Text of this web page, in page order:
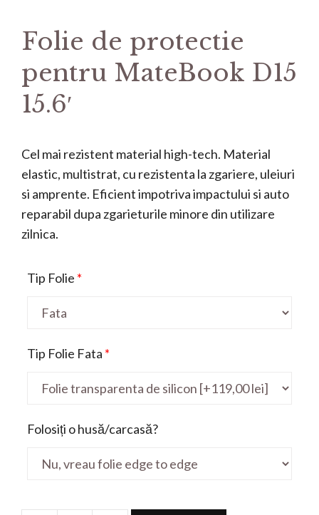
Folie de protectie
pentru MateBook D15
15.6′
Cel mai rezistent material high-tech. Material
elastic, multistrat, cu rezistenta la zgariere, uleiuri
si amprente. Eficient impotriva impactului si auto
reparabil dupa zgarieturile minore din utilizare
zilnica.
Tip Folie *
Tip Folie Fata *
Folosiți o husă/carcasă?